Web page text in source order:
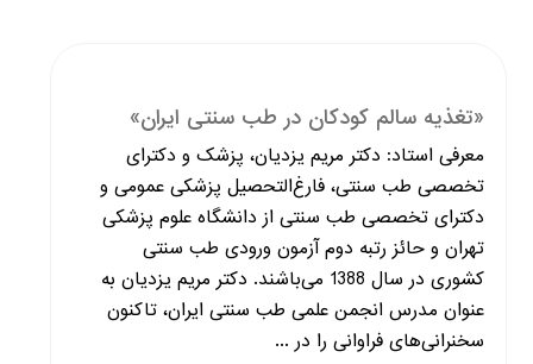
«تغذیه سالم کودکان در طب سنتی ایران»
معرفی استاد: دکتر مریم یزدیان، پزشک و دکترای
تخصصی طب سنتی، فارغ‌التحصیل پزشکی عمومی و
دکترای تخصصی طب سنتی از دانشگاه علوم پزشکی
تهران و حائز رتبه دوم آزمون ورودی طب سنتی
کشوری در سال 1388 می‌باشند. دکتر مریم یزدیان به
عنوان مدرس انجمن علمی طب سنتی ایران، تاکنون
سخنرانی‌های فراوانی را در ...